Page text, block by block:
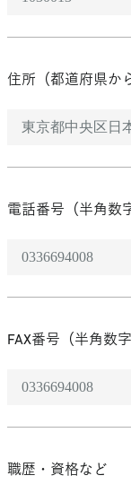
住所​（都道府県か
電話番号（半角数
FAX番号（半角数字
職歴・資格など